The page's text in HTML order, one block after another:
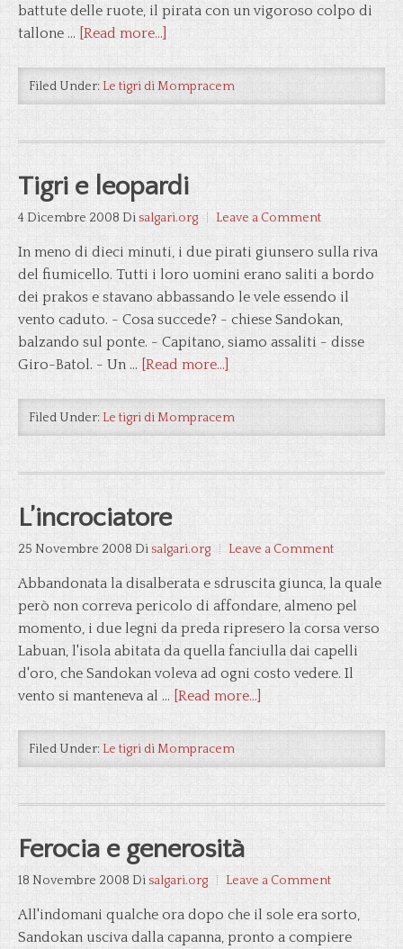
battute delle ruote, il pirata con un vigoroso colpo di
tallone … [Read more...]
Filed Under:Le tigri di Mompracem
Tigri e leopardi
4 Dicembre 2008 Di salgari.org Leave a Comment
In meno di dieci minuti, i due pirati giunsero sulla riva
del fiumicello. Tutti i loro uomini erano saliti a bordo
dei prakos e stavano abbassando le vele essendo il
vento caduto. - Cosa succede? - chiese Sandokan,
balzando sul ponte. - Capitano, siamo assaliti - disse
Giro-Batol. - Un … [Read more...]
Filed Under: Le tigri di Mompracem
L’incrociatore
25 Novembre 2008 Di salgari.org Leave a Comment
Abbandonata la disalberata e sdruscita giunca, la quale
però non correva pericolo di affondare, almeno pel
momento, i due legni da preda ripresero la corsa verso
Labuan, l'isola abitata da quella fanciulla dai capelli
d'oro, che Sandokan voleva ad ogni costo vedere. Il
vento si manteneva al … [Read more...]
Filed Under:Le tigri di Mompracem
Ferocia e generosità
18 Novembre 2008 Di salgari.org Leave a Comment
All'indomani qualche ora dopo che il sole era sorto,
Sandokan usciva dalla capanna, pronto a compiere